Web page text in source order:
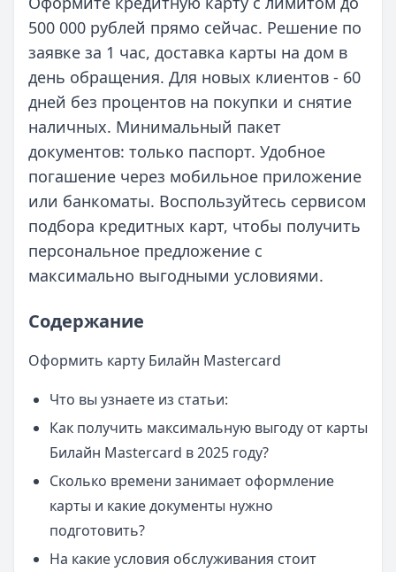
500 000 рублей прямо сейчас. Решение по
заявке за 1 час, доставка карты на дом в
день обращения. Для новых клиентов - 60
дней без процентов на покупки и снятие
наличных. Минимальный пакет
документов: только паспорт. Удобное
погашение через мобильное приложение
или банкоматы. Воспользуйтесь сервисом
подбора кредитных карт, чтобы получить
персональное предложение с
максимально выгодными условиями.
Содержание
Оформить карту Билайн Mastercard
Что вы узнаете из статьи:
Как получить максимальную выгоду от карты
Билайн Mastercard в 2025 году?
Сколько времени занимает оформление
карты и какие документы нужно
подготовить?
На какие условия обслуживания стоит